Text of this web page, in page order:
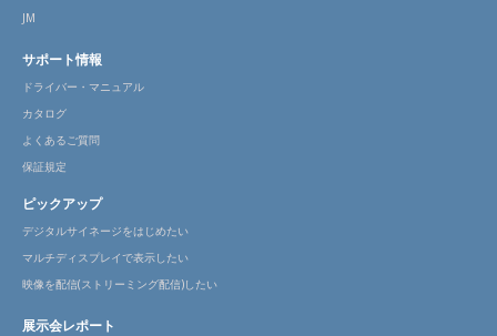
JM
サポート情報
ドライバー・マニュアル
カタログ
よくあるご質問
保証規定
ピックアップ
デジタルサイネージをはじめたい
マルチディスプレイで表示したい
映像を配信(ストリーミング配信)したい
展示会レポート